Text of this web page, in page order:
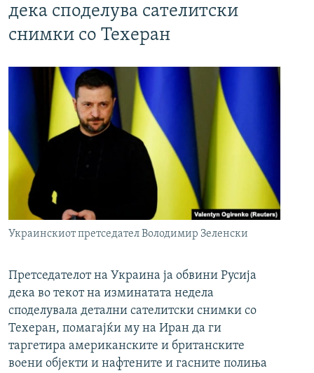
дека споделува сателитски
снимки со Техеран
Украинскиот претседател Володимир Зеленски
Претседателот на Украина ја обвини Русија
дека во текот на изминатата недела
споделувала детални сателитски снимки со
Техеран, помагајќи му на Иран да ги
таргетира американските и британските
воени објекти и нафтените и гасните полиња